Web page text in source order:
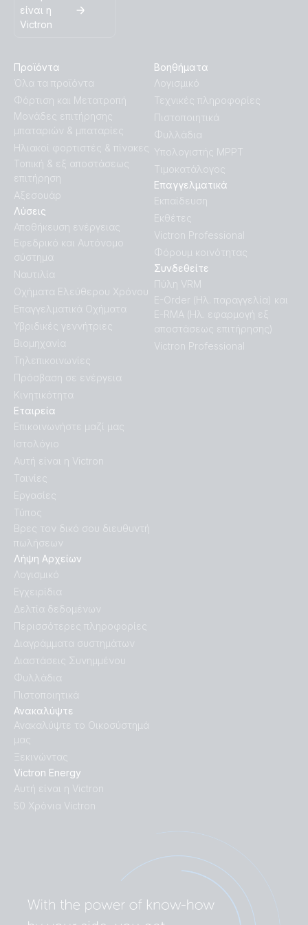
Certificate IEC 62109, 62116, 61000 MultiPlus-II (GX)
48/3000, 48/5000 Chile
Certificate IEC-62116, 62109-1, 62109-2 - MultiPlus-II (GX)
24/3000 (Chile)
Certificate IEC/EN 621091 / 62019-2 / 62040-1 - MultiPlus-II
(GX) 3kVA, 5kVA, 8kVA and 10kVA
Certificate PTPiREE - MultiPlus-II (GX) 24V/48V 3kVA,
5kVA, 8kVA, 10kVA, 15kVA (Poland)
Certificate Safety EN/IEC 60335-2-29/62040-1/62109-
1/62109-2 MultiPlus-II 48/3000/35-32 (GX) & 48/5000/70-
Certificate TOR Erzeuger Typ A v1.2 - All MultiPlus-II (GX)
Certificate TOR Erzeuger type A - MultiPlus-II (GX)
24V/48V - 3kVA 4k5 5kVA 6k5 230V (Austria)
Certificate UNE 206007-1 - all MultiPlus-II (GX) 3k & 5k
(Spain)
Declaration of Conformity - MultiPlus-II 3000VA & 5000VA
Declaration of Conformity - MultiPlus-II GX (EU doc RED)
ISO9001 certificate
UK PSTI Statement of Compliance - MultiPlus-II GX
είναι η
Victron
Προϊόντα
Όλα τα προϊόντα
Φόρτιση και Μετατροπή
Μονάδες επιτήρησης
μπαταριών & μπαταρίες
Ηλιακοί φορτιστές & πίνακες
Τοπική & εξ αποστάσεως
επιτήρηση
Αξεσουάρ
Ανακαλύψτε
Ανακαλύψτε το Οικοσύστημά
μας
Ξεκινώντας
Victron Energy
Αυτή είναι η Victron
50 Χρόνια Victron
Λήψη Αρχείων
Λογισμικό
Εγχειρίδια
Δελτία δεδομένων
Περισσότερες πληροφορίες
Διαγράμματα συστημάτων
Διαστάσεις Συνημμένου
Φυλλάδια
Πιστοποιητικά
Λύσεις
Αποθήκευση ενέργειας
Εφεδρικό και Αυτόνομο
σύστημα
Ναυτιλία
Οχήματα Ελεύθερου Χρόνου
Επαγγελματικά Οχήματα
Υβριδικές γεννήτριες
Βιομηχανία
Τηλεπικοινωνίες
Πρόσβαση σε ενέργεια
Κινητικότητα
Εταιρεία
Επικοινωνήστε μαζί μας
Ιστολόγιο
Αυτή είναι η Victron
Ταινίες
Εργασίες
Τύπος
Βρες τον δικό σου διευθυντή
πωλήσεων
Βοηθήματα
Λογισμικό
Τεχνικές πληροφορίες
Πιστοποιητικά
Φυλλάδια
Υπολογιστής MPPT
Τιμοκατάλογος
Επαγγελματικά
Εκπαίδευση
Εκθέτες
Victron Professional
Φόρουμ κοινότητας
Συνδεθείτε
Πύλη VRM
E-Order (Ηλ. παραγγελία) και
E-RMA (Ηλ. εφαρμογή εξ
αποστάσεως επιτήρησης)
Victron Professional